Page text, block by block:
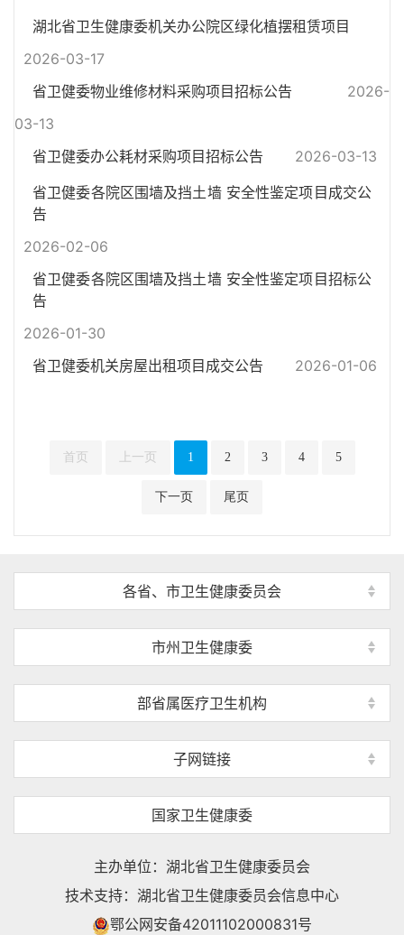
湖北省卫生健康委机关办公院区绿化植摆租赁项目
2026-03-17
省卫健委物业维修材料采购项目招标公告
2026-
03-13
省卫健委办公耗材采购项目招标公告
2026-03-13
省卫健委各院区围墙及挡土墙 安全性鉴定项目成交公
告
2026-02-06
省卫健委各院区围墙及挡土墙 安全性鉴定项目招标公
告
2026-01-30
省卫健委机关房屋出租项目成交公告
2026-01-06
首页 上一页 1 2 3 4 5
下一页 尾页
各省、市卫生健康委员会
市州卫生健康委
部省属医疗卫生机构
子网链接
国家卫生健康委
主办单位：湖北省卫生健康委员会
技术支持：湖北省卫生健康委员会信息中心
鄂公网安备42011102000831号